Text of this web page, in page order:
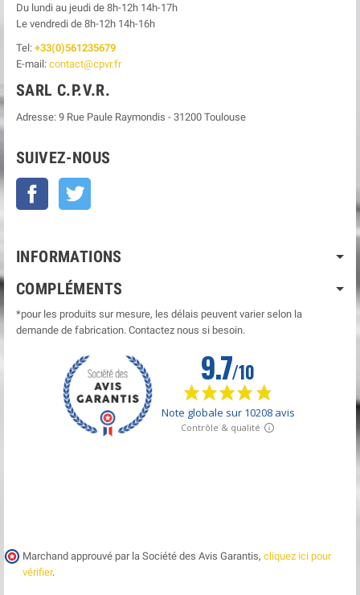
Du lundi au jeudi de 8h-12h 14h-17h
Le vendredi de 8h-12h 14h-16h
Tel: +33(0)561235679
E-mail: contact@cpvr.fr
SARL C.P.V.R.
Adresse: 9 Rue Paule Raymondis - 31200 Toulouse
SUIVEZ-NOUS
Facebook
INFORMATIONS
COMPLÉMENTS
*pour les produits sur mesure, les délais peuvent varier selon la
demande de fabrication. Contactez nous si besoin.
Marchand approuvé par la Société des Avis Garantis, cliquez ici pour
vérifier.